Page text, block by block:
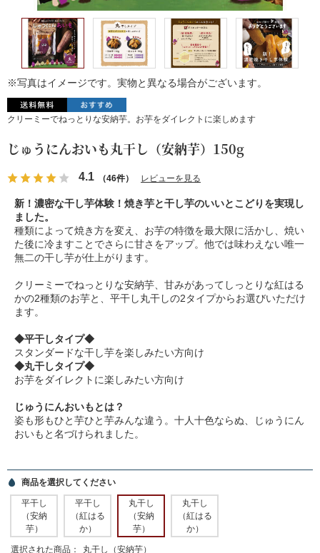
※写真はイメージです。実物と異なる場合がございます。
クリーミーでねっとりな安納芋。お芋をダイレクトに楽しめます
じゅうにんおいも丸干し（安納芋）150g
4.1 （46件） レビューを見る
新！濃密な干し芋体験！焼き芋と干し芋のいいとこどりを実現し
ました。
種類によって焼き方を変え、お芋の特徴を最大限に活かし、焼い
た後に冷ますことでさらに甘さをアップ。他では味わえない唯一
無二の干し芋が仕上がります。
クリーミーでねっとりな安納芋、甘みがあってしっとりな紅はる
かの2種類のお芋と、平干し丸干しの2タイプからお選びいただけ
ます。
◆平干しタイプ◆
スタンダードな干し芋を楽しみたい方向け
◆丸干しタイプ◆
お芋をダイレクトに楽しみたい方向け
じゅうにんおいもとは？
姿も形もひと芋ひと芋みんな違う。十人十色ならぬ、じゅうにん
おいもと名づけられました。
商品を選択してください
平干し
（安納
芋）
平干し
（紅はる
か）
丸干し
（安納
芋）
丸干し
（紅はる
か）
選択された商品： 丸干し（安納芋）